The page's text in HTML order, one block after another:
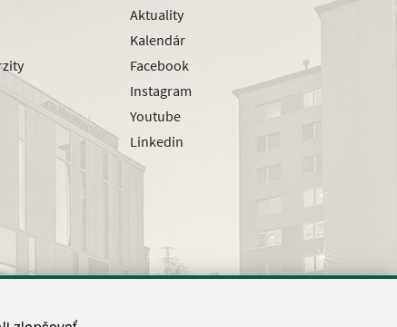
Aktuality
Kalendár
Facebook
Instagram
Youtube
Linkedin